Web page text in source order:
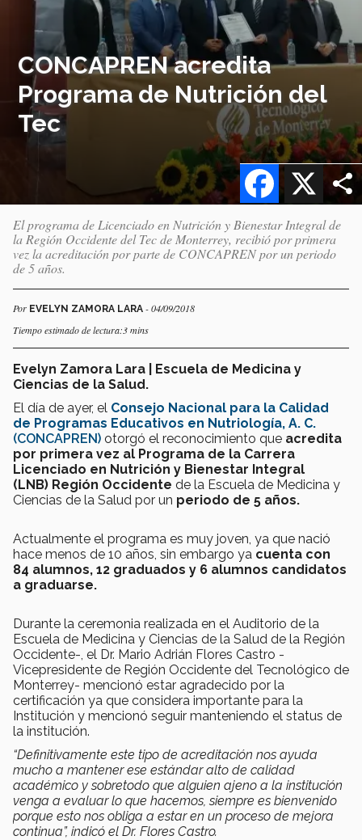
CONCAPREN acredita
Programa de Nutrición del
Tec
X
Facebook
El programa de Licenciado en Nutrición y Bienestar Integral de
la Región Occidente del Tec de Monterrey, recibió por primera
vez la acreditación por parte de CONCAPREN por un periodo
de 5 años.
Por EVELYN ZAMORA LARA - 04/09/2018
Tiempo estimado de lectura:3 mins
Evelyn Zamora Lara | Escuela de Medicina y
Ciencias de la Salud.
El día de ayer, el Consejo Nacional para la Calidad
de Programas Educativos en Nutriología, A. C.
(CONCAPREN) otorgó el reconocimiento que acredita
por primera vez al Programa de la Carrera
Licenciado en Nutrición y Bienestar Integral
(LNB) Región Occidente de la Escuela de Medicina y
Ciencias de la Salud por un periodo de 5 años.
Actualmente el programa es muy joven, ya que nació
hace menos de 10 años, sin embargo ya cuenta con
84 alumnos, 12 graduados y 6 alumnos candidatos
a graduarse.
Durante la ceremonia realizada en el Auditorio de la
Escuela de Medicina y Ciencias de la Salud de la Región
Occidente-, el Dr. Mario Adrián Flores Castro -
Vicepresidente de Región Occidente del Tecnológico de
Monterrey- mencionó estar agradecido por la
certificación ya que considera importante para la
Institución y mencionó seguir manteniendo el status de
la institución.
“Definitivamente este tipo de acreditación nos ayuda
mucho a mantener ese estándar alto de calidad
académico y sobretodo que alguien ajeno a la institución
venga a evaluar lo que hacemos, siempre es bienvenido
porque esto nos obliga a estar en un proceso de mejora
continua”, indicó el Dr. Flores Castro.